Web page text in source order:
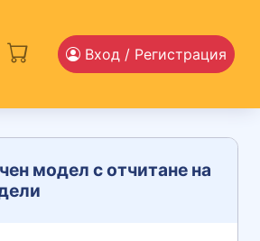
Вход / Регистрация
модел с отчитане на